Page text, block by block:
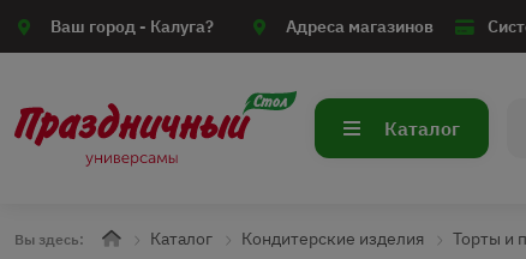
Ваш город - Калуга? Адреса магазинов
Каталог
Вы здесь: Каталог Кондитерские изделия Торты и